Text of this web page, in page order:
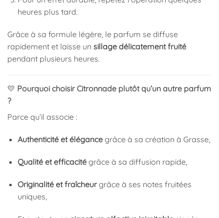
heures plus tard.
Grâce à sa formule légère, le parfum se diffuse
rapidement et laisse un sillage délicatement fruité
pendant plusieurs heures.
💛 Pourquoi choisir Citronnade plutôt qu’un autre parfum
?
Parce qu’il associe :
Authenticité et élégancegrâce à sa création à Grasse,
Qualité et efficacitégrâce à sa diffusion rapide,
Originalité et fraîcheurgrâce à ses notes fruitées
uniques,